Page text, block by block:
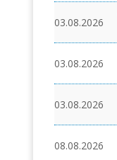
03.08.2026
03.08.2026
03.08.2026
08.08.2026